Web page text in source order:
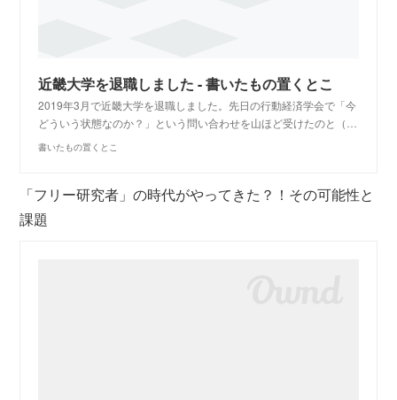
近畿大学を退職しました - 書いたもの置くとこ
2019年3月で近畿大学を退職しました。先日の行動経済学会で「今
どういう状態なのか？」という問い合わせを山ほど受けたのと（…
書いたもの置くとこ
「フリー研究者」の時代がやってきた？！その可能性と
課題